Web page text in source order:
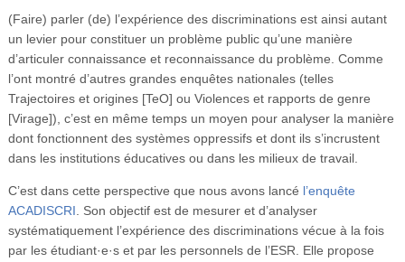
(Faire) parler (de) l’expérience des discriminations est ainsi autant
un levier pour constituer un problème public qu’une manière
d’articuler connaissance et reconnaissance du problème. Comme
l’ont montré d’autres grandes enquêtes nationales (telles
Trajectoires et origines [TeO] ou Violences et rapports de genre
[Virage]), c’est en même temps un moyen pour analyser la manière
dont fonctionnent des systèmes oppressifs et dont ils s’incrustent
dans les institutions éducatives ou dans les milieux de travail.
C’est dans cette perspective que nous avons lancé l’enquête
ACADISCRI . Son objectif est de mesurer et d’analyser
systématiquement l’expérience des discriminations vécue à la fois
par les étudiant·e·s et par les personnels de l’ESR. Elle propose